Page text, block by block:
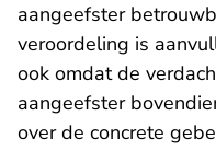
aangeefster
veroordeling is
ook omdat de
aangeefster
over de concrete